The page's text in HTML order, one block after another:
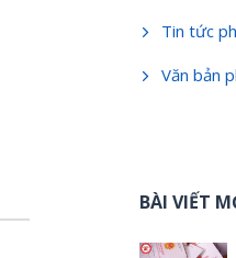
Tin tức
Văn bản
BÀI VIẾT